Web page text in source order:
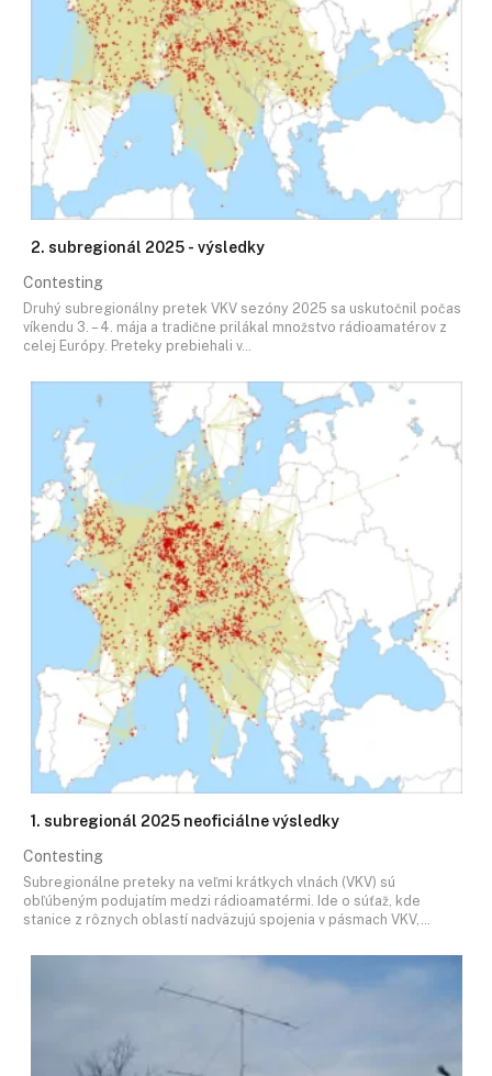
2. subregionál 2025 - výsledky
Contesting
Druhý subregionálny pretek VKV sezóny 2025 sa uskutočnil počas
víkendu 3. – 4. mája a tradične prilákal množstvo rádioamatérov z
celej Európy. Preteky prebiehali v…
1. subregionál 2025 neoficiálne výsledky
Contesting
Subregionálne preteky na veľmi krátkych vlnách (VKV) sú
obľúbeným podujatím medzi rádioamatérmi. Ide o súťaž, kde
stanice z rôznych oblastí nadväzujú spojenia v pásmach VKV,…